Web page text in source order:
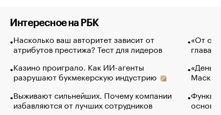
Интересное на РБК
Насколько ваш авторитет зависит от
атрибутов престижа? Тест для лидеров
Казино проиграло. Как ИИ-агенты
разрушают букмекерскую индустрию
Выживают сильнейших. Почему компании
избавляются от лучших сотрудников
«От
глава
Маск в
основ